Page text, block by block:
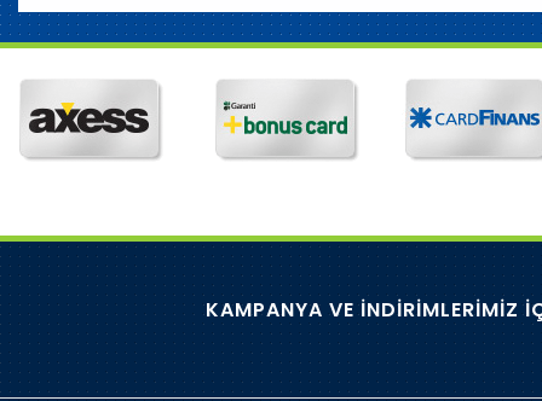
KAMPANYA VE İNDİRİMLERİMİZ